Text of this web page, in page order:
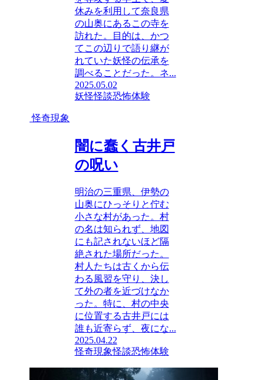
休みを利用して奈良県
の山奥にあるこの寺を
訪れた。目的は、かつ
てこの辺りで語り継が
れていた妖怪の伝承を
調べることだった。ネ...
2025.05.02
妖怪怪談恐怖体験
怪奇現象
闇に蠢く古井戸
の呪い
明治の三重県、伊勢の
山奥にひっそりと佇む
小さな村があった。村
の名は知られず、地図
にも記されないほど隔
絶された場所だった。
村人たちは古くから伝
わる風習を守り、決し
て外の者を近づけなか
った。特に、村の中央
に位置する古井戸には
誰も近寄らず、夜にな...
2025.04.22
怪奇現象怪談恐怖体験